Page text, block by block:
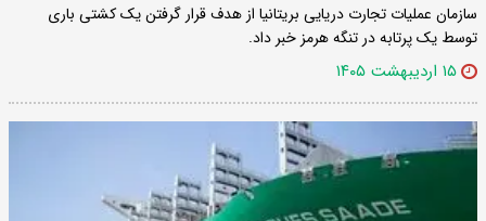
سازمان عملیات تجارت دریایی بریتانیا از هدف قرار گرفتن یک کشتی باری
توسط یک پرتابه در تنگه هرمز خبر داد.
۱۵ اردیبهشت ۱۴۰۵